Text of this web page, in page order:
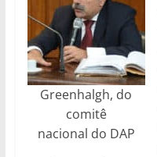
Greenhalgh, do
comitê
nacional do DAP